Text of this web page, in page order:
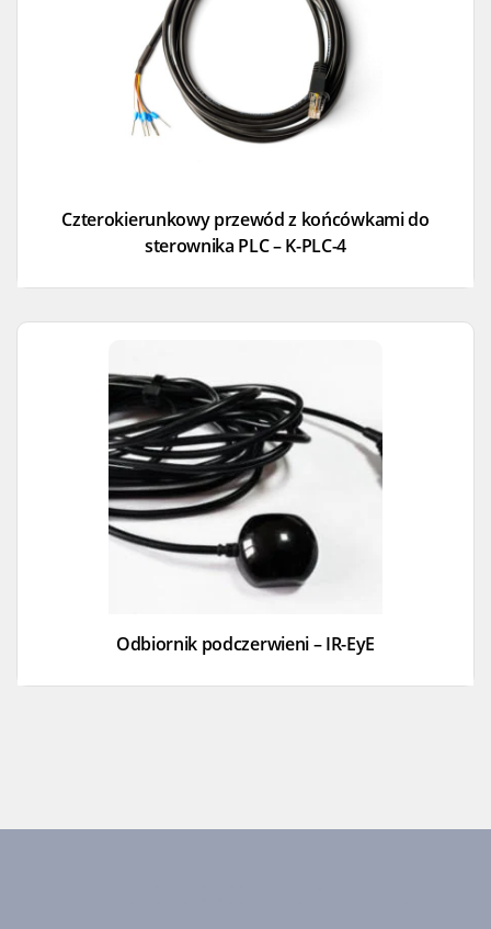
Czterokierunkowy przewód z końcówkami do
sterownika PLC – K-PLC-4
Odbiornik podczerwieni – IR-EyE